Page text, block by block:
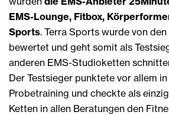
EMS-Lounge, Fitbox,
Sports. Terra Sports wurde von
bewertet und geht somit als
anderen EMS-Studioketten
Der Testsieger punktete vor allem
Probetraining und checkte als
Ketten in allen Beratungen den